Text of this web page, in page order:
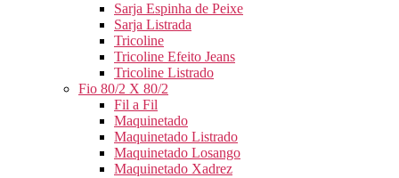
Sarja Espinha de Peixe
Sarja Listrada
Tricoline
Tricoline Efeito Jeans
Tricoline Listrado
Fio 80/2 X 80/2
Fil a Fil
Maquinetado
Maquinetado Listrado
Maquinetado Losango
Maquinetado Xadrez